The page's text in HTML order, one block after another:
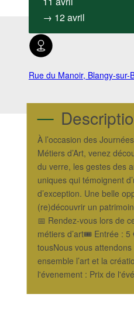
→ 12 avril
Rue du Manoir, Blangy-sur-
À l’occasion des
Métiers d’Art, venez
du verre, les gestes des
uniques qui témoignent
d’exception. Une belle
(re)découvrir un
📅 Rendez-vous lors de
métiers d’art🎟️ Entrée :
tousNous vous
ensemble l’art et la
l'évenement : Prix de